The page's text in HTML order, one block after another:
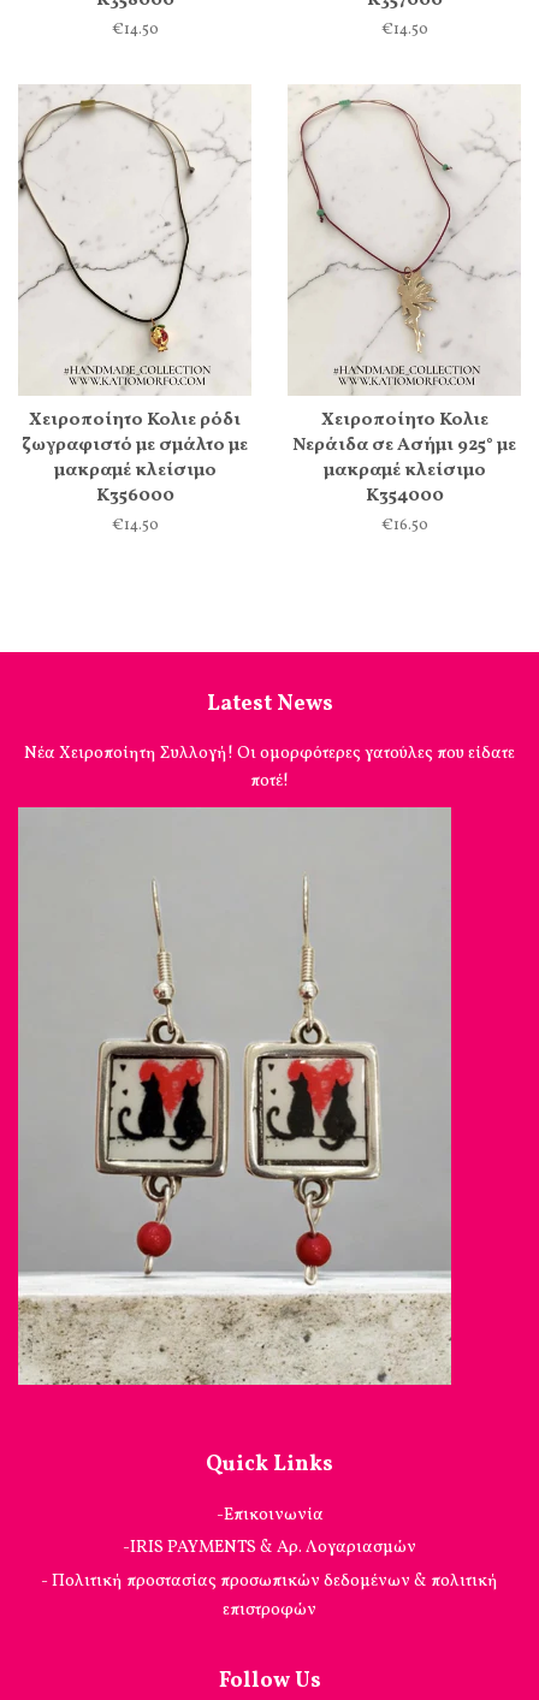
€14.50 €14.50
Χειροποίητο Κολιε ρόδι
ζωγραφιστό με σμάλτο με
μακραμέ κλείσιμο
Κ356000
€14.50
Χειροποίητο Κολιε
Νεράιδα σε Ασήμι 925° με
μακραμέ κλείσιμο
Κ354000
€16.50
Latest News
Νέα Χειροποίητη Συλλογή! Οι ομορφότερες γατούλες που είδατε
ποτέ!
Quick Links
-Επικοινωνία
-IRIS PAYMENTS & Αρ. Λογαριασμών
- Πολιτική προστασίας προσωπικών δεδομένων & πολιτική
επιστροφών
Follow Us